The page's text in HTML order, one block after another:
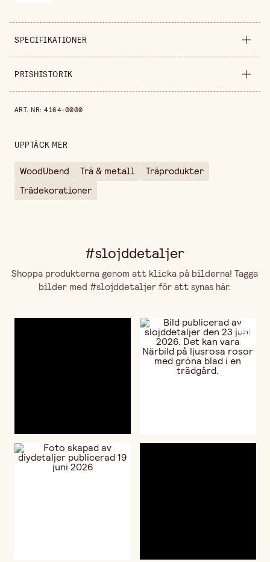
SPECIFIKATIONER
Säljs i förpackning
Längd
PRISHISTORIK
ART. NR:4164-0000
UPPTÄCK MER
WoodUbend Trä & metall
Träprodukter
Trädekorationer
#slojddetaljer
Shoppa produkterna genom att klicka på bilderna! Tagga
bilder med #slojddetaljer för att synas här.